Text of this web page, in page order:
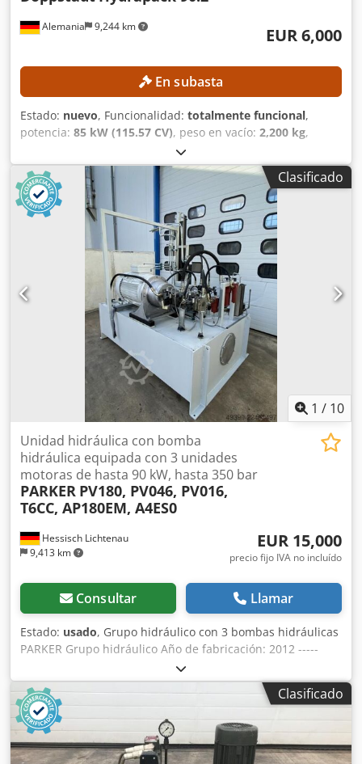
Alemania 9,244 km EUR 6,000
En subasta
Estado: nuevo, Funcionalidad: totalmente funcional,
potencia: 85 kW (115.57 CV), peso en vacío: 2,200 kg,
capacidad del depósito de combustible:
TÉCNICOS Tipo de motor: Diesel-hidráulico Motor: Deutz
TCD 3.6 L4 Norma de emisiones: China IV / Etapa IV
Potencia nominal: 85 kW (115 CV) Depósito de combustible:
200 l DETALLES DE LA MÁQUINA Dimensiones y peso
Dimensiones (largo x ancho x alto): 2.800 x 1.400 x 1.600
mm Dwsdpfx Ahjznmplobja Peso: 2.200 kg EQUIPAMIENTO
Mando a distancia por radio Múltiples bloques de cilindros
Unidad hidráulica: externa Conexiones para bombas de
desplazamiento variable: 2 unidades, regulables
manualmente Conexiones para bombas de engranajes
grandes: 2 unidades, regulables mediante la velocidad del
motor Conexión para bomba de engranajes pequeña: 1
unidad, regulable mediante la velocidad del motor
Clasificado
1 / 10
Hessisch Lichtenau
9,413 km
Unidad hidráulica con bomba
hidráulica equipada con 3 unidades
motoras de hasta 90 kW, hasta 350 bar
PARKER PV180, PV046, PV016,
T6CC, AP180EM, A4ES0
EUR 15,000
precio fijo IVA no incluído
Consultar Llamar
Estado: usado, Grupo hidráulico con 3 bombas hidráulicas
PARKER Grupo hidráulico Año de fabricación: 2012 -----
Doble bomba hidráulica, bomba de pistones axiales
PARKER con motor de 90 kW Tipo (bomba 1):
PV180R1K4KJNMMZ N.º de serie: 20921237 / 001 Presión
nominal p dmax.: 350 bar Presión máxima p max.: 420 bar
Cilindrada: VG max. = 180 cm³ por revolución Caudal:
aprox. 260 litros/min. a 1480 rpm (valor calculado)
Clasificado